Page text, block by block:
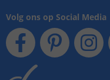
Volg ons op Social Media